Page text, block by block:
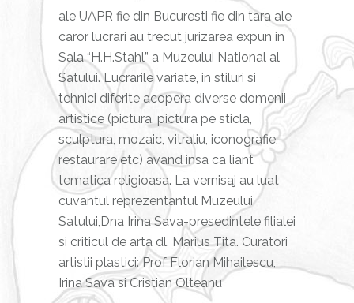
ale UAPR fie din Bucuresti fie din tara ale
caror lucrari au trecut jurizarea expun in
Sala “H.H.Stahl” a Muzeului National al
Satului. Lucrarile variate, in stiluri si
tehnici diferite acopera diverse domenii
artistice (pictura, pictura pe sticla,
sculptura, mozaic, vitraliu, iconografie,
restaurare etc) avand insa ca liant
tematica religioasa. La vernisaj au luat
cuvantul reprezentantul Muzeului
Satului,Dna Irina Sava-presedintele filialei
si criticul de arta dl. Marius Tita. Curatori
artistii plastici: Prof Florian Mihailescu,
Irina Sava si Cristian Olteanu